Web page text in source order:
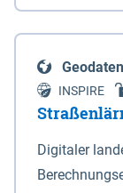
projizierte
der
bezogen auf
(Anlage 4);
INSPIRE
Digitaler